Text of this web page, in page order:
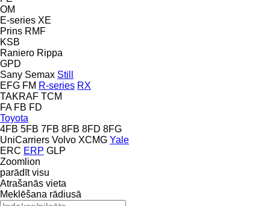
OM
E-series XE
Prins RMF
KSB
Raniero Rippa
GPD
Sany Semax Still
EFG FM R-series RX
TAKRAF TCM
FA FB FD
Toyota
4FB 5FB 7FB 8FB 8FD 8FG
UniCarriers Volvo XCMG Yale
ERC ERP GLP
Zoomlion
parādīt visu
Atrašanās vieta
Meklēšana rādiusā